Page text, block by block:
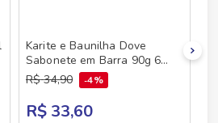
Karite e Baunilha Dove
Sabonete em Barra 90g 6
unidades
R$ 34,90 4%
R$ 33,60